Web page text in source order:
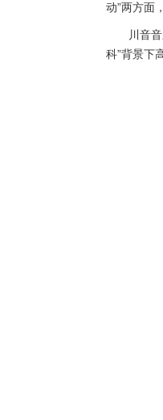
动”两方面
川音
科”背景下